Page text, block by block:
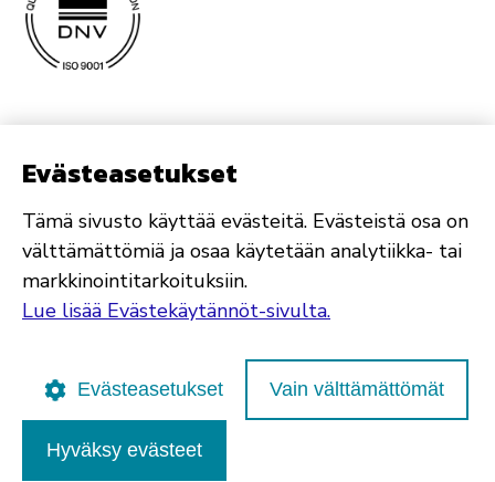
Evästeasetukset
Tämä sivusto käyttää evästeitä. Evästeistä osa on
välttämättömiä ja osaa käytetään analytiikka- tai
markkinointitarkoituksiin.
Lue lisää Evästekäytännöt-sivulta.
Evästeasetukset Vain välttämättömät
Hyväksy evästeet